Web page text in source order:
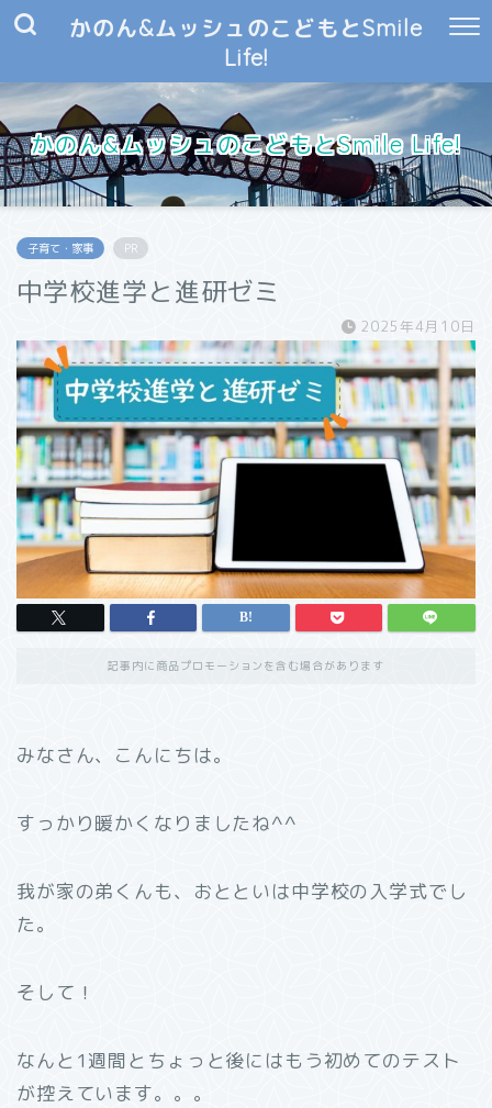
かのん&ムッシュのこどもとSmile
Life!
かのん&ムッシュのこどもとSmile Life!
子育て・家事 PR
中学校進学と進研ゼミ
2025年4月10日
記事内に商品プロモーションを含む場合があります
みなさん、こんにちは。
すっかり暖かくなりましたね^^
我が家の弟くんも、おとといは中学校の入学式でし
た。
そして！
なんと1週間とちょっと後にはもう初めてのテスト
が控えています。。。